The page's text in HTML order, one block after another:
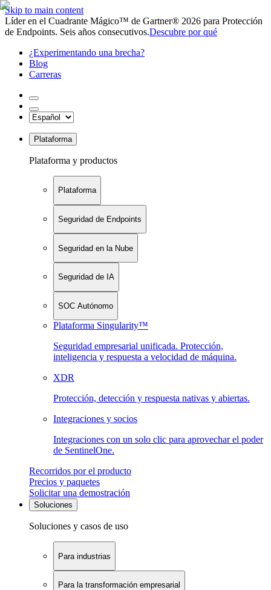
Skip to main content
Líder en el Cuadrante Mágico™ de Gartner® 2026 para Protección
de Endpoints. Seis años consecutivos.Descubre por qué
¿Experimentando una brecha?
Blog
Carreras
Plataforma
Plataforma y productos
Plataforma
Seguridad de Endpoints
Seguridad en la Nube
Seguridad de IA
SOC Autónomo
Plataforma Singularity™
Seguridad empresarial unificada. Protección,
inteligencia y respuesta a velocidad de máquina.
XDR
Protección, detección y respuesta nativas y abiertas.
Integraciones y socios
Integraciones con un solo clic para aprovechar el poder
de SentinelOne.
Recorridos por el producto
Precios y paquetes
Solicitar una demostración
Soluciones
Soluciones y casos de uso
Para industrias
Para la transformación empresarial